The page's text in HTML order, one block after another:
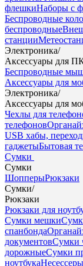
флешкиНаборы с
Беспроводные
беспроводные
станции
Электроника/
Аксессуары для
Беспроводные
Аксессуары для
Электроника/
Аксессуары для
Чехлы для
телефонов
USB хабы,
гаджетыБытовая
Сумки
Сумки
ШопперыРюкзаки
Сумки/
Рюкзаки
Рюкзаки для
Сумки мешки
спанбонда
документовСумки
дорожныеСумки
ноутбукаНесессеры